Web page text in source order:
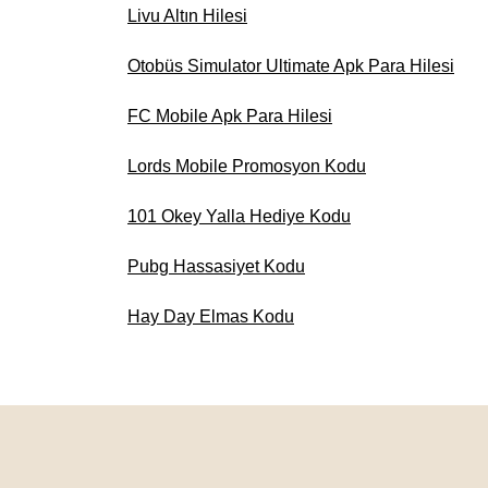
Livu Altın Hilesi
Otobüs Simulator Ultimate Apk Para Hilesi
FC Mobile Apk Para Hilesi
Lords Mobile Promosyon Kodu
101 Okey Yalla Hediye Kodu
Pubg Hassasiyet Kodu
Hay Day Elmas Kodu